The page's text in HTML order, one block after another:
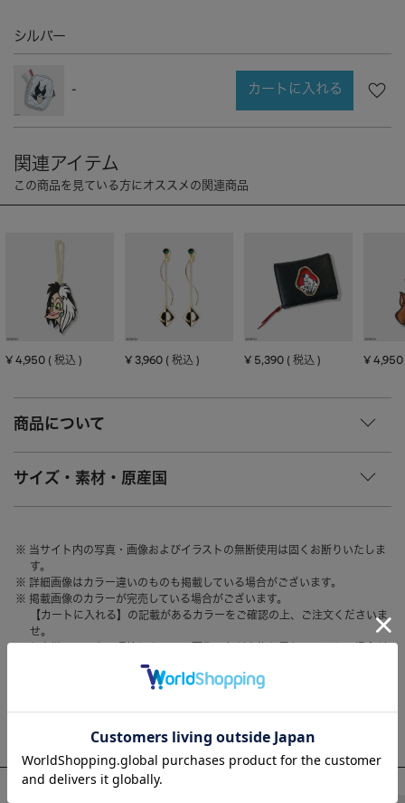
HOMEホーム
CHARM
OUTDOOR
MOBILE モバイル
I PHONE CASE iPhoneケース
PC/TABLET PC・タブレット
STRAPストラップ
OTHER その他
PIERCEピアス
SALE
ALLすべて
BAGバッグ
GOODS雑貨
モバイル
ACCESSORYアクセサリー
シルバー
- カートに入れる
¥ 4,950 税込 ¥ 3,960 税込 ¥ 5,390 税込 ¥ 4,950
商品について
サイズ・素材・原産国
当サイト内の写真・画像およびイラストの無断使用は固くお断りいたしま
す。
詳細画像はカラー違いのものも掲載している場合がございます。
掲載画像のカラーが完売している場合がございます。
【カートに入れる】の記載があるカラーをご確認の上、ご注文くださいま
せ。
WEEKLY RANKING